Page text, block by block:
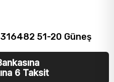
51-20 Güneş
6 Taksit